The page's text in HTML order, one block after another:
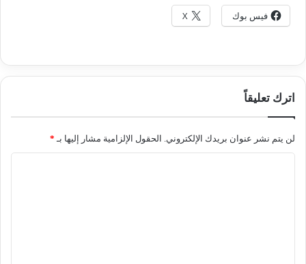
فيس بوك X
اترك تعليقاً
لن يتم نشر عنوان بريدك الإلكتروني. الحقول الإلزامية مشار إليها بـ *